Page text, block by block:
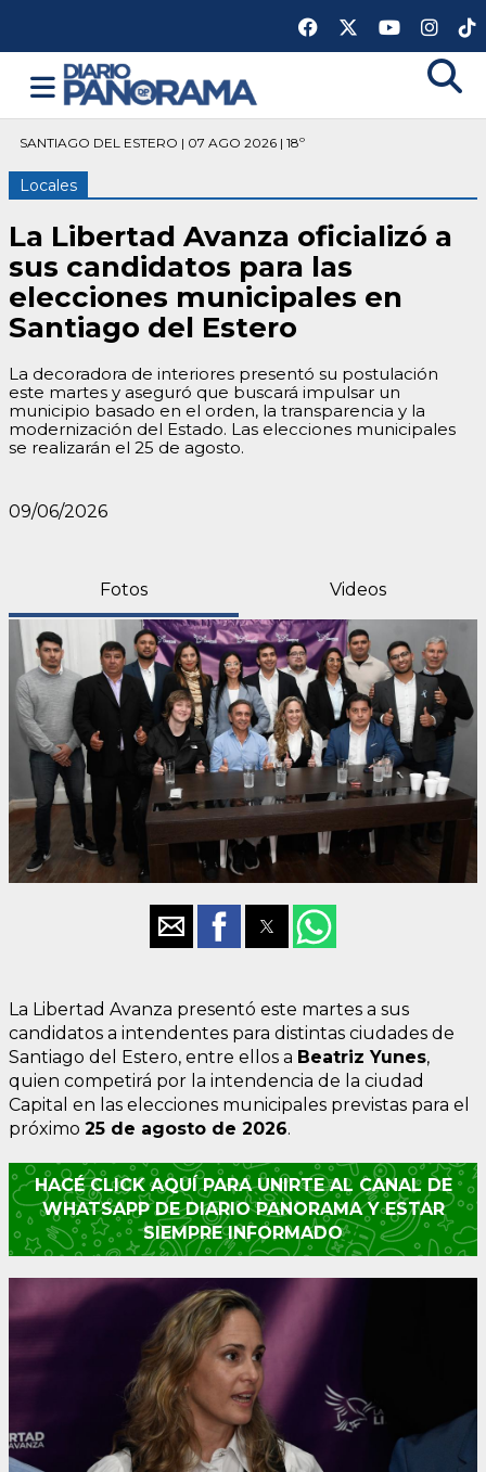
SANTIAGO DEL ESTERO | 07 AGO 2026 | 18º
Locales
La Libertad Avanza oficializó a
sus candidatos para las
elecciones municipales en
Santiago del Estero
La decoradora de interiores presentó su postulación
este martes y aseguró que buscará impulsar un
municipio basado en el orden, la transparencia y la
modernización del Estado. Las elecciones municipales
se realizarán el 25 de agosto.
09/06/2026
Fotos Videos
La Libertad Avanza presentó este martes a sus
candidatos a intendentes para distintas ciudades de
Santiago del Estero, entre ellos a Beatriz Yunes,
quien competirá por la intendencia de la ciudad
Capital en las elecciones municipales previstas para el
próximo 25 de agosto de 2026.
HACÉ CLICK AQUÍ PARA UNIRTE AL CANAL DE
WHATSAPP DE DIARIO PANORAMA Y ESTAR
SIEMPRE INFORMADO